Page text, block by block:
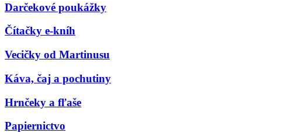
Darčekové poukážky
Čítačky e-kníh
Vecičky od Martinusu
Káva, čaj a pochutiny
Hrnčeky a fľaše
Papiernictvo